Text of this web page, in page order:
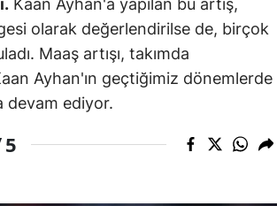
Kaan Ayhan'a yapılan bu artış,
olarak değerlendirilse de, birçok
Maaş artışı, takımda
Ayhan'ın geçtiğimiz dönemlerde
devam ediyor.
5